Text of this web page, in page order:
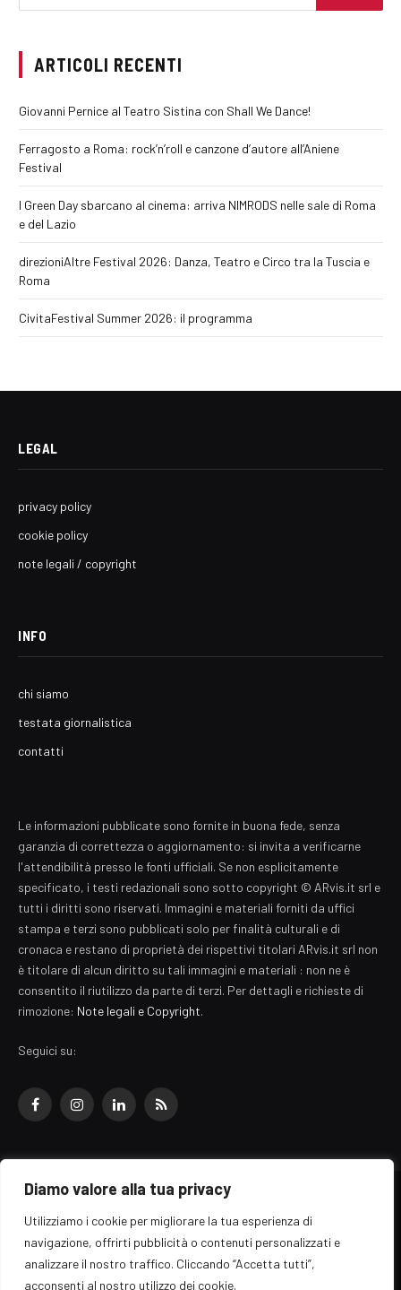
Diamo valore alla tua privacy
Utilizziamo i cookie per migliorare la tua esperienza di
navigazione, offrirti pubblicità o contenuti personalizzati e
analizzare il nostro traffico. Cliccando “Accetta tutti”,
acconsenti al nostro utilizzo dei cookie.
ARTICOLI RECENTI
Giovanni Pernice al Teatro Sistina con Shall We Dance!
Ferragosto a Roma: rock’n’roll e canzone d’autore all’Aniene
Festival
I Green Day sbarcano al cinema: arriva NIMRODS nelle sale di Roma
e del Lazio
direzioniAltre Festival 2026: Danza, Teatro e Circo tra la Tuscia e
Roma
CivitaFestival Summer 2026: il programma
LEGAL
privacy policy
cookie policy
note legali / copyright
INFO
chi siamo
testata giornalistica
contatti
Le informazioni pubblicate sono fornite in buona fede, senza
garanzia di correttezza o aggiornamento: si invita a verificarne
l'attendibilità presso le fonti ufficiali. Se non esplicitamente
specificato, i testi redazionali sono sotto copyright © ARvis.it srl e
tutti i diritti sono riservati. Immagini e materiali forniti da uffici
stampa e terzi sono pubblicati solo per finalità culturali e di
cronaca e restano di proprietà dei rispettivi titolari ARvis.it srl non
è titolare di alcun diritto su tali immagini e materiali : non ne è
consentito il riutilizzo da parte di terzi. Per dettagli e richieste di
rimozione: Note legali e Copyright.
Seguici su:
FacebookInstagramLinkedInRSS
© 2026 EZ Rome Designed by ARvis.it
Il portale EZ Rome e' una testata giornalistica di carattere generalista
registrata al tribunale di Roma - Numero 389/2008
Direttore responsabile: Raffaella Roani - ISSN: 2036-783X
Edito da ARvis.it srl - via Alessandria 88 - 00198 Roma CF/PI/R.I.